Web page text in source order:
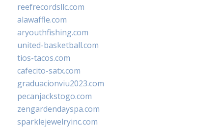
reefrecordsllc.com
alawaffle.com
aryouthfishing.com
united-basketball.com
tios-tacos.com
cafecito-satx.com
graduacionviu2023.com
pecanjackstogo.com
zengardendayspa.com
sparklejewelryinc.com